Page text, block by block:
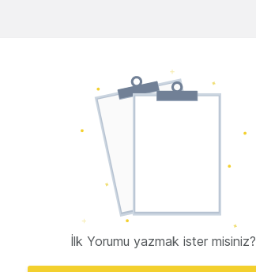
İlk Yorumu yazmak ister misiniz?